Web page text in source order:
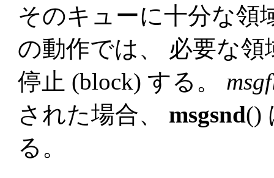
そのキューに十分な領
の動作では、 必要な
停止 (block) する。
された場合、 msgsnd()
る。